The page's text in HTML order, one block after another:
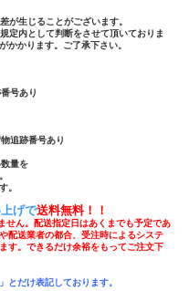
が生じることがございます。
定内として判断をさせて頂いておりま
かかります。ご了承下さい。
号あり
追跡番号あり
量を
。
げで送料無料！！
せん。配送指定日はあくまでも予定であ
配送業者の都合、受注時によるシステ
す。できるだけ余裕をもってご注文下
とだけ表記しております。